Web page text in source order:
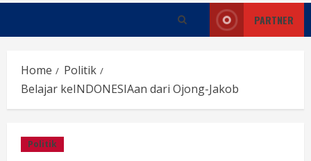
PARTNER
Home
Politik
Belajar keINDONESIAan dari Ojong-Jakob
Politik